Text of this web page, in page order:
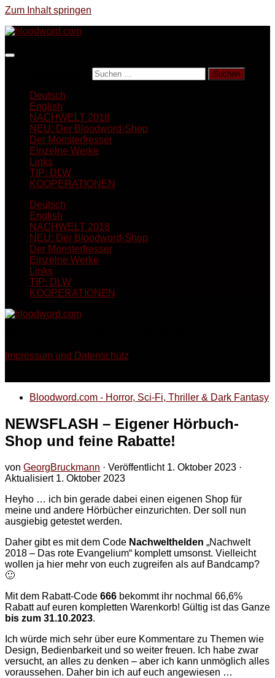
Zum Inhalt springen
Deutsch
English
NACHWELT 2018
NEU: Der Bloodword-Shop
Der Monsterfresser
Einzelne Werke
Links
TIP: DLW
KOOPERATIONEN
Deutsch
English
NACHWELT 2018
NEU: Der Bloodword-Shop
Der Monsterfresser
Einzelne Werke
Links
TIP: DLW
KOOPERATIONEN
Impressum und Datenschutz
Bloodword.com - Horror, Sci-Fi, Thriller & Dark Fantasy
NEWSFLASH – Eigener Hörbuch-
Shop und feine Rabatte!
von GeorgBruckmann · Veröffentlicht 1. Oktober 2023 ·
Aktualisiert 1. Oktober 2023
Heyho … ich bin gerade dabei einen eigenen Shop für
meine und andere Hörbücher einzurichten. Der soll nun
ausgiebig getestet werden.
Daher gibt es mit dem Code Nachwelthelden „Nachwelt
2018 – Das rote Evangelium“ komplett umsonst. Vielleicht
wollen ja hier mehr von euch zugreifen als auf Bandcamp?
🙂
Mit dem Rabatt-Code 666 bekommt ihr nochmal 66,6%
Rabatt auf euren kompletten Warenkorb! Gültig ist das Ganze
bis zum 31.10.2023.
Ich würde mich sehr über eure Kommentare zu Themen wie
Design, Bedienbarkeit und so weiter freuen. Ich habe zwar
versucht, an alles zu denken – aber ich kann unmöglich alles
voraussehen. Daher bin ich auf euch angewiesen …